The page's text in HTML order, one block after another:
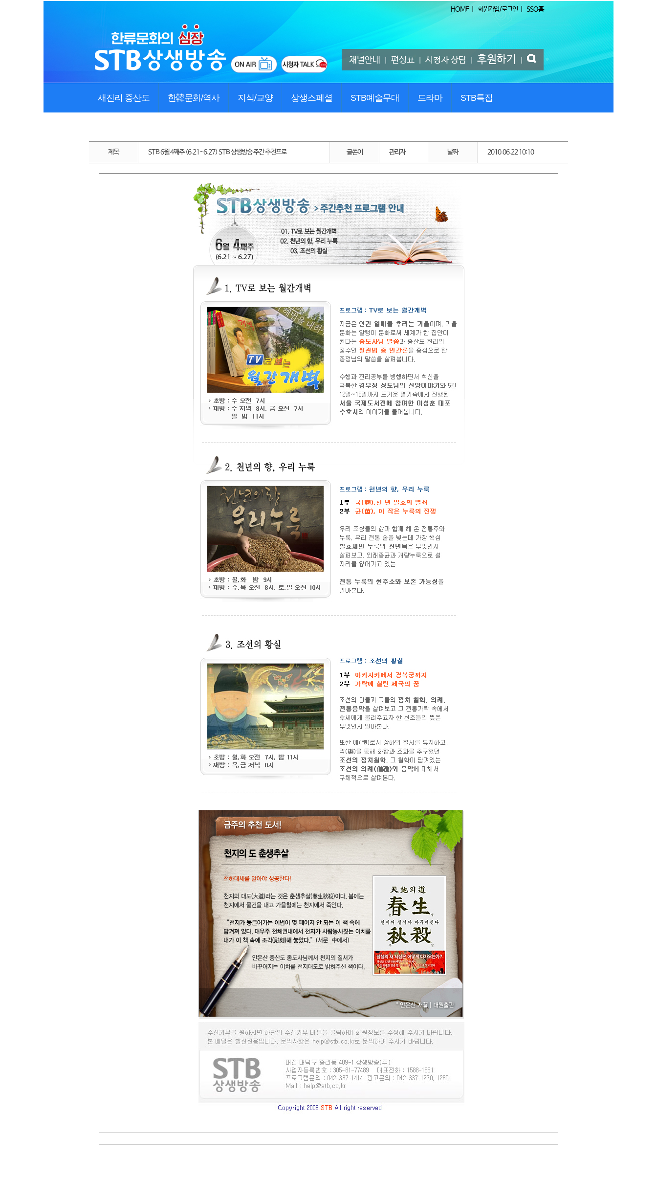
HOME| 회원가입/로그인 SSO홈
채널안내 편성표 시청자 상담 후원하기
새진리 증산도 한韓문화/역사 지식/교양 상생스페셜 STB예술무대 드라마 STB특집
제목 STB 6월 4째주 (6.21~6.27) STB 상생방송 주간 추천프로 글쓴이 관리자 날짜 2010.06.22 10:10